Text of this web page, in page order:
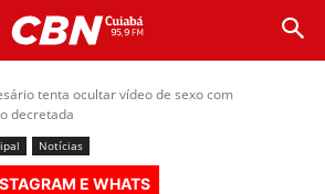
tenta ocultar vídeo de sexo com
decretada
Notícias
E WHATS